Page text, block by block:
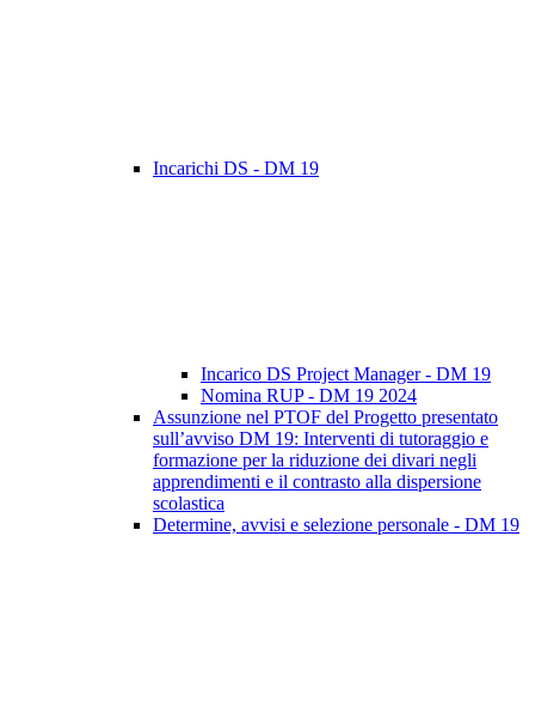
Incarichi DS - DM 19
Incarico DS Project Manager - DM 19
Nomina RUP - DM 19 2024
Assunzione nel PTOF del Progetto presentato
sull’avviso DM 19: Interventi di tutoraggio e
formazione per la riduzione dei divari negli
apprendimenti e il contrasto alla dispersione
scolastica
Determine, avvisi e selezione personale - DM 19